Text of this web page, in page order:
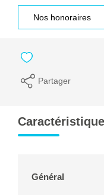
Nos honoraires
Partager
Général